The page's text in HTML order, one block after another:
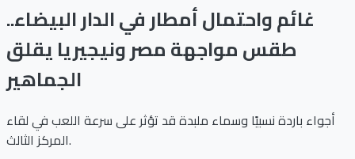
غائم واحتمال أمطار في الدار البيضاء..
طقس مواجهة مصر ونيجيريا يقلق
الجماهير
أجواء باردة نسبيًا وسماء ملبدة قد تؤثر على سرعة اللعب في لقاء
المركز الثالث.